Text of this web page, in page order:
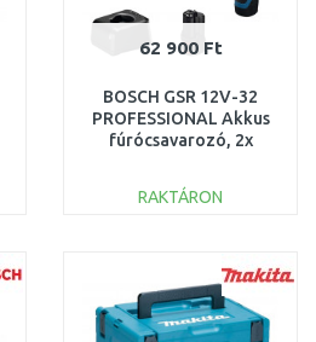
62 900 Ft
BOSCH GSR 12V-32
PROFESSIONAL Akkus
fúrócsavarozó, 2x
06019N7003
RAKTÁRON
Összehasonlítás